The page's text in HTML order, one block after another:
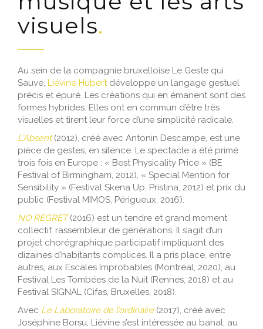
visuels
Au sein de la compagnie bruxelloise Le Geste qui
Sauve, Liévine Hubertdéveloppe un langage gestuel
précis et épuré. Les créations qui en émanent sont des
formes hybrides. Elles ont en commun d’être très
visuelles et tirent leur force d’une simplicité radicale.
L’Absent(2012), créé avec Antonin Descampe, est une
pièce de gestes, en silence. Le spectacle a été primé
trois fois en Europe : « Best Physicality Price » (BE
Festival of Birmingham, 2012), « Special Mention for
Sensibility » (Festival Skena Up, Pristina, 2012) et prix du
public (Festival MIMOS, Périgueux, 2016).
NO REGRET(2016) est un tendre et grand moment
collectif, rassembleur de générations. Il s’agit d’un
projet chorégraphique participatif impliquant des
dizaines d’habitants complices. Il a pris place, entre
autres, aux Escales Improbables (Montréal, 2020), au
Festival Les Tombées de la Nuit (Rennes, 2018) et au
Festival SIGNAL (Cifas, Bruxelles, 2018).
Avec Le Laboratoire de l’ordinaire(2017), créé avec
Joséphine Borsu, Liévine s’est intéressée au banal, au